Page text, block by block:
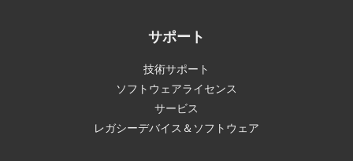
サポート
技術サポート
ソフトウェアライセンス
サービス
レガシーデバイス＆ソフトウェア